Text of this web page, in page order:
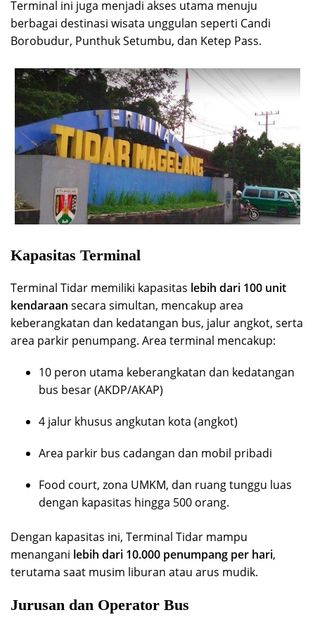
Terminal ini juga menjadi akses utama menuju
berbagai destinasi wisata unggulan seperti Candi
Borobudur, Punthuk Setumbu, dan Ketep Pass.
Kapasitas Terminal
Terminal Tidar memiliki kapasitas lebih dari 100 unit
kendaraan secara simultan, mencakup area
keberangkatan dan kedatangan bus, jalur angkot, serta
area parkir penumpang. Area terminal mencakup:
10 peron utama keberangkatan dan kedatangan
bus besar (AKDP/AKAP)
4 jalur khusus angkutan kota (angkot)
Area parkir bus cadangan dan mobil pribadi
Food court, zona UMKM, dan ruang tunggu luas
dengan kapasitas hingga 500 orang.
Dengan kapasitas ini, Terminal Tidar mampu
menangani lebih dari 10.000 penumpang per hari,
terutama saat musim liburan atau arus mudik.
Jurusan dan Operator Bus